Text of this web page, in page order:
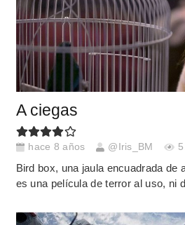
A ciegas
hace 8 años @Iris_BM
Bird box, una jaula encuadrada de
es una película de terror al uso, ni